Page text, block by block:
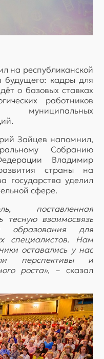
на республиканской
будущего: кадры для
о базовых ставках
работников
Зайцев напомнил,
Собранию
Владимир
страны на
государства уделил
сфере.
поставленная
тесную взаимосвязь
образования для
специалистов. Нам
оставались у нас
перспективы и
роста», – сказал